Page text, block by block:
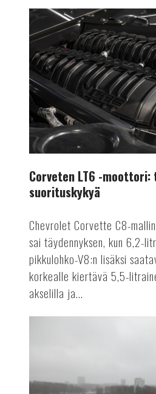
Corveten
LT6
-
moottori:
tinkimätöntä
suorituskykyä
Corveten LT6 -
suorituskykyä
Chevrolet Corvette C8-
sai täydennyksen, kun 6,2-
pikkulohko-V8:n lisäksi
korkealle kiertävä 5,5-
akselilla ja...